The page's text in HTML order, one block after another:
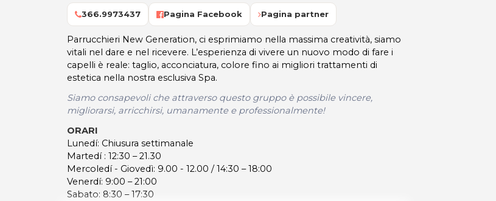
366.9973437 Pagina Facebook Pagina partner
Parrucchieri New Generation, ci esprimiamo nella massima creatività, siamo
vitali nel dare e nel ricevere. L’esperienza di vivere un nuovo modo di fare i
capelli è reale: taglio, acconciatura, colore fino ai migliori trattamenti di
estetica nella nostra esclusiva Spa.
Siamo consapevoli che attraverso questo gruppo è possibile vincere,
migliorarsi, arricchirsi, umanamente e professionalmente!
ORARI
Lunedí: Chiusura settimanale
Martedí : 12:30 – 21.30
Mercoledí - Giovedì: 9.00 - 12.00 / 14:30 – 18:00
Venerdí: 9:00 – 21:00
Sabato: 8:30 – 17:30